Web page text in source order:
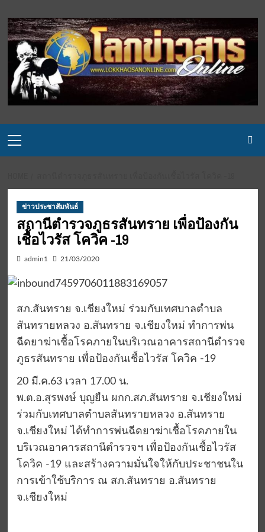
to
content
Menu
ข่าวประชาสัมพันธ์
สถานีตำรวจภูธรสันทราย เพื่อป้องกัน
เชื้อไวรัส โควิค -19
admin1 21/03/2020
สภ.สันทราย จ.เชียงใหม่ ร่วมกับเทศบาลตำบล
สันทรายหลวง อ.สันทราย จ.เชียงใหม่ ทำการพ่น
ฉีดยาฆ่าเชื้อโรคภายในบริเวณอาคารสถานีตำรวจ
ภูธรสันทราย เพื่อป้องกันเชื้อไวรัส โควิค -19
20 มี.ค.63 เวลา 17.00 น.
พ.ต.อ.สุรพงษ์ บุญยืน ผกก.สภ.สันทราย จ.เชียงใหม่
ร่วมกับเทศบาลตำบลสันทรายหลวง อ.สันทราย
จ.เชียงใหม่ ได้ทำการพ่นฉีดยาฆ่าเชื้อโรคภายใน
บริเวณอาคารสถานีตำรวจฯ เพื่อป้องกันเชื้อไวรัส
โควิค -19 และสร้างความมั่นใจให้กับประชาชนใน
การเข้าใช้บริการ ณ สภ.สันทราย อ.สันทราย
จ.เชียงใหม่